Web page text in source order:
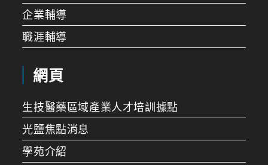
企業輔導
職涯輔導
網頁
生技醫藥區域產業人才培訓據點
光鹽焦點消息
學苑介紹